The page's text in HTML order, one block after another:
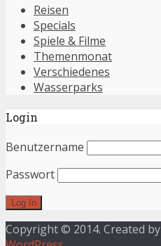
Reisen
Specials
Spiele & Filme
Themenmonat
Verschiedenes
Wasserparks
Login
Benutzername
Passwort
Copyright © 2014. Created by